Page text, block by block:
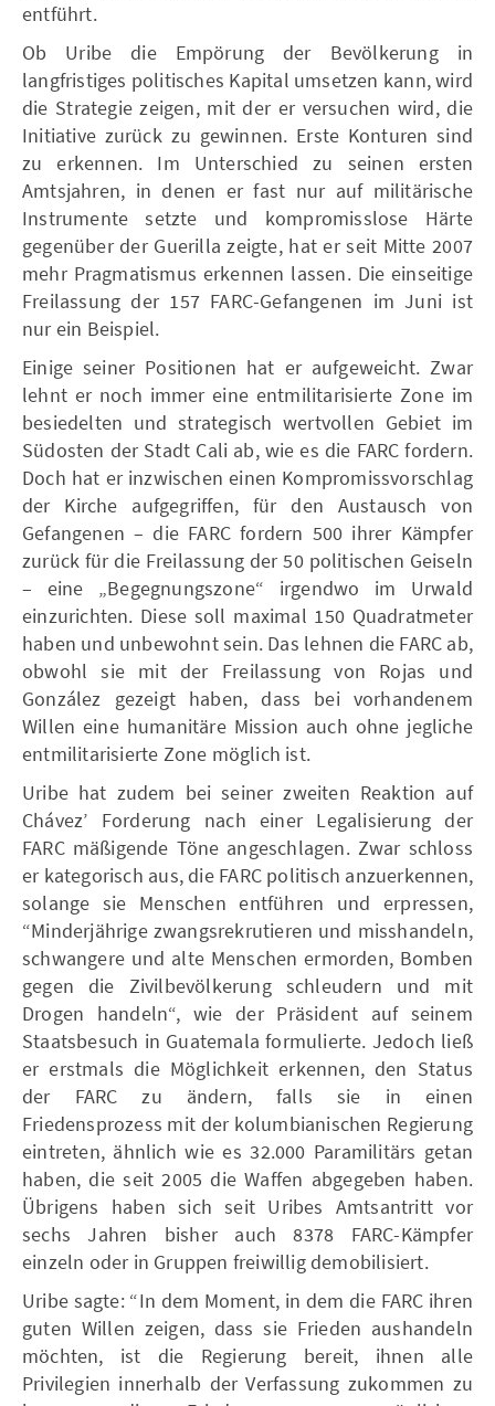
entführt.
Ob Uribe die Empörung der Bevölkerung in
langfristiges politisches Kapital umsetzen kann, wird
die Strategie zeigen, mit der er versuchen wird, die
Initiative zurück zu gewinnen. Erste Konturen sind
zu erkennen. Im Unterschied zu seinen ersten
Amtsjahren, in denen er fast nur auf militärische
Instrumente setzte und kompromisslose Härte
gegenüber der Guerilla zeigte, hat er seit Mitte 2007
mehr Pragmatismus erkennen lassen. Die einseitige
Freilassung der 157 FARC-Gefangenen im Juni ist
nur ein Beispiel.
Einige seiner Positionen hat er aufgeweicht. Zwar
lehnt er noch immer eine entmilitarisierte Zone im
besiedelten und strategisch wertvollen Gebiet im
Südosten der Stadt Cali ab, wie es die FARC fordern.
Doch hat er inzwischen einen Kompromissvorschlag
der Kirche aufgegriffen, für den Austausch von
Gefangenen – die FARC fordern 500 ihrer Kämpfer
zurück für die Freilassung der 50 politischen Geiseln
– eine „Begegnungszone“ irgendwo im Urwald
einzurichten. Diese soll maximal 150 Quadratmeter
haben und unbewohnt sein. Das lehnen die FARC ab,
obwohl sie mit der Freilassung von Rojas und
González gezeigt haben, dass bei vorhandenem
Willen eine humanitäre Mission auch ohne jegliche
entmilitarisierte Zone möglich ist.
Uribe hat zudem bei seiner zweiten Reaktion auf
Chávez’ Forderung nach einer Legalisierung der
FARC mäßigende Töne angeschlagen. Zwar schloss
er kategorisch aus, die FARC politisch anzuerkennen,
solange sie Menschen entführen und erpressen,
“Minderjährige zwangsrekrutieren und misshandeln,
schwangere und alte Menschen ermorden, Bomben
gegen die Zivilbevölkerung schleudern und mit
Drogen handeln“, wie der Präsident auf seinem
Staatsbesuch in Guatemala formulierte. Jedoch ließ
er erstmals die Möglichkeit erkennen, den Status
der FARC zu ändern, falls sie in einen
Friedensprozess mit der kolumbianischen Regierung
eintreten, ähnlich wie es 32.000 Paramilitärs getan
haben, die seit 2005 die Waffen abgegeben haben.
Übrigens haben sich seit Uribes Amtsantritt vor
sechs Jahren bisher auch 8378 FARC-Kämpfer
einzeln oder in Gruppen freiwillig demobilisiert.
Uribe sagte: “In dem Moment, in dem die FARC ihren
guten Willen zeigen, dass sie Frieden aushandeln
möchten, ist die Regierung bereit, ihnen alle
Privilegien innerhalb der Verfassung zukommen zu